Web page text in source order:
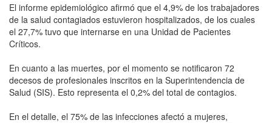
El informe epidemiológico afirmó que el 4,9% de los trabajadores
de la salud contagiados estuvieron hospitalizados, de los cuales
el 27,7% tuvo que internarse en una Unidad de Pacientes
Críticos.
En cuanto a las muertes, por el momento se notificaron 72
decesos de profesionales inscritos en la Superintendencia de
Salud (SIS). Esto representa el 0,2% del total de contagios.
En el detalle, el 75% de las infecciones afectó a mujeres,